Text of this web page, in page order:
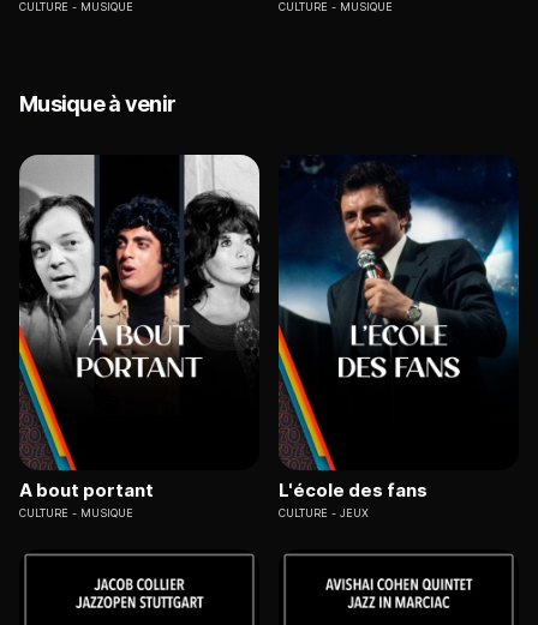
CULTURE MUSIQUE CULTURE MUSIQUE
Musique à venir
A bout portant
CULTURE MUSIQUE
L'école des fans
CULTURE JEUX